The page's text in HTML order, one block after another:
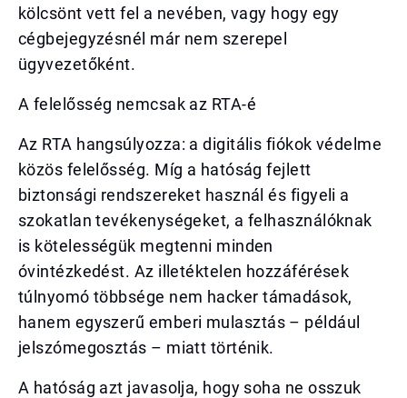
kölcsönt vett fel a nevében, vagy hogy egy
cégbejegyzésnél már nem szerepel
ügyvezetőként.
A felelősség nemcsak az RTA-é
Az RTA hangsúlyozza: a digitális fiókok védelme
közös felelősség. Míg a hatóság fejlett
biztonsági rendszereket használ és figyeli a
szokatlan tevékenységeket, a felhasználóknak
is kötelességük megtenni minden
óvintézkedést. Az illetéktelen hozzáférések
túlnyomó többsége nem hacker támadások,
hanem egyszerű emberi mulasztás – például
jelszómegosztás – miatt történik.
A hatóság azt javasolja, hogy soha ne osszuk